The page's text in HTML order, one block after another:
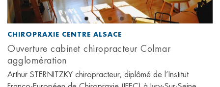
CHIROPRAXIE CENTRE ALSACE
Ouverture cabinet chiropracteur Colmar
agglomération
Arthur STERNITZKY chiropracteur, diplômé de l’Institut